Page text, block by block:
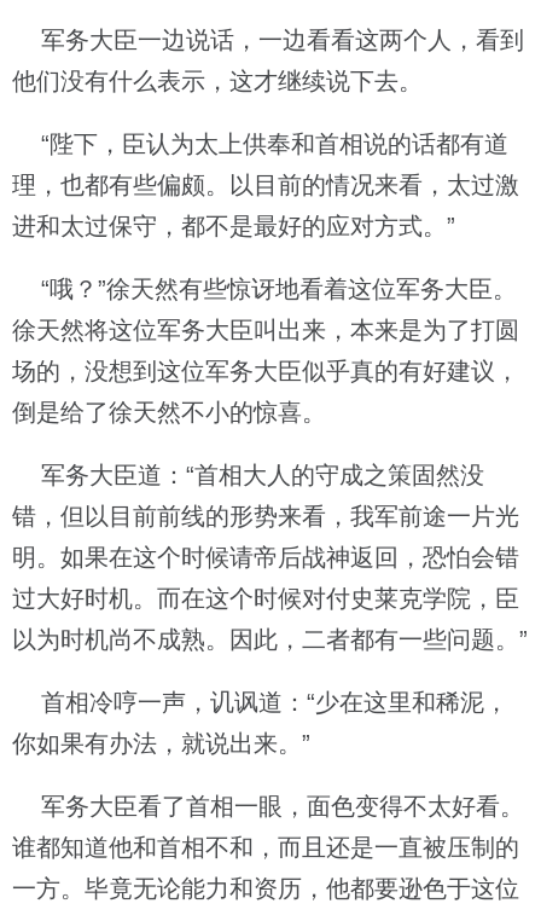
军务大臣一边说话，一边看看这两个人，看到
他们没有什么表示，这才继续说下去。
“陛下，臣认为太上供奉和首相说的话都有道
理，也都有些偏颇。以目前的情况来看，太过激
进和太过保守，都不是最好的应对方式。”
“哦？”徐天然有些惊讶地看着这位军务大臣。
徐天然将这位军务大臣叫出来，本来是为了打圆
场的，没想到这位军务大臣似乎真的有好建议，
倒是给了徐天然不小的惊喜。
军务大臣道：“首相大人的守成之策固然没
错，但以目前前线的形势来看，我军前途一片光
明。如果在这个时候请帝后战神返回，恐怕会错
过大好时机。而在这个时候对付史莱克学院，臣
以为时机尚不成熟。因此，二者都有一些问题。”
首相冷哼一声，讥讽道：“少在这里和稀泥，
你如果有办法，就说出来。”
军务大臣看了首相一眼，面色变得不太好看。
谁都知道他和首相不和，而且还是一直被压制的
一方。毕竟无论能力和资历，他都要逊色于这位